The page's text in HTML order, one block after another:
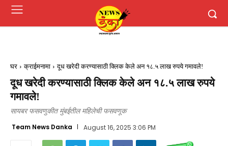
घर क्राईमनामा दूध खरेदी करण्यासाठी क्लिक केले अन १८.५ लाख रुपये गमावले!
दूध खरेदी करण्यासाठी क्लिक केले अन १८.५ लाख रुपये
गमावले!
सायबर फसवणुकीत मुंबईतील महिलेची फसवणूक
Team News Danka August 16, 2025 3:06 PM